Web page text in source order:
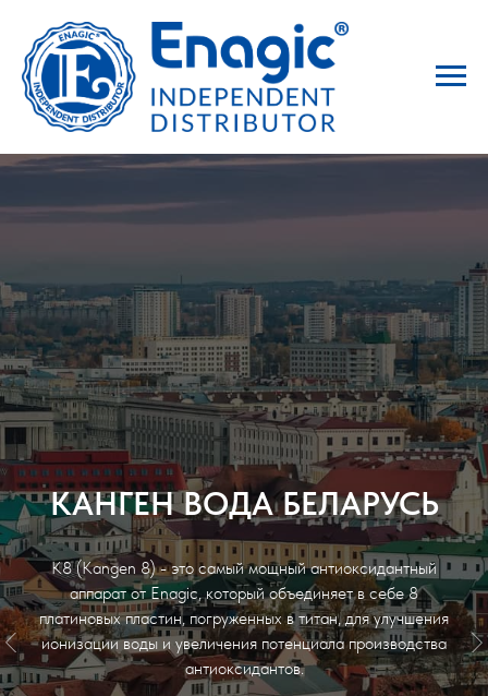
LEVELUK SD501 PLATINUM
Используемый и любимый в 82 странах, LeveLuk SD501
Platinum теперь доступен в ОДНОМ аппарате,
способном произносить ВСЕ уведомления на ПЯТИ
языках! Английский, немецкий, французский,
итальянский, испанский.